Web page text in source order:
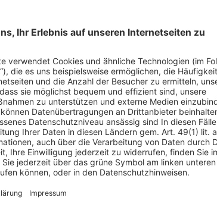
seine Restverantwortung Richtung EU, wo die
e. V. (DUH) hundert Tage, nachdem die
weniger Wochen den Rückfall in den alten Trott“,
begonnen haben. Hundert Tage,
der Politiker zu einem stärker
der Deutschen Umwelthilfe,Frank Neuschulz, dass
in Europa abschätzen und in
Schon die EU-Aufforderung, Planungen für ein
Haltung gegen die geplante Richtlinie.
Hochwasserschutz weiter Kompetenzen an die
der vergangenen „Jahrhundertfluten“
Ziehm, die Rechtsexpertin der DUH.
zuständige Bundesministerium für Ernährung,
ungeprüfte Finanzierung verletzt eindeutig die